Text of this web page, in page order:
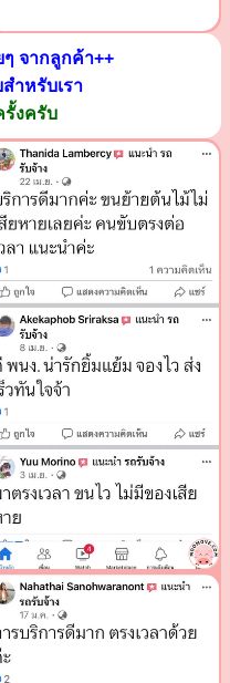
จากลูกค้า++
ำหรับเรา
งครับ